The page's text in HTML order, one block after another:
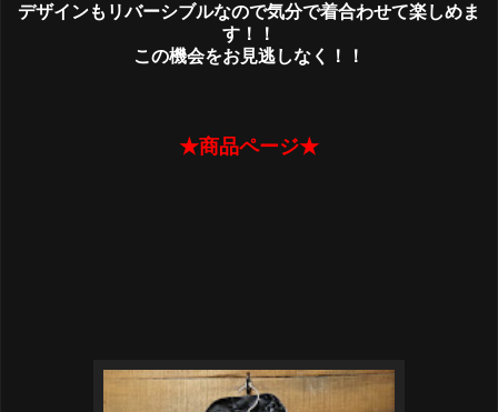
デザインもリバーシブルなので気分で着合わせて楽しめま
す！！
この機会をお見逃しなく！！
★商品ページ★